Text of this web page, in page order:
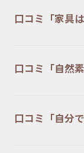
口コミ「家具
口コミ「自然
口コミ「自分